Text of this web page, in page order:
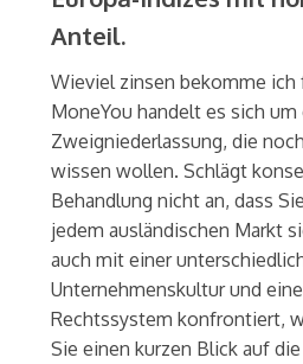
Anteil.
Wieviel zinsen bekomme ich
MoneYou handelt es sich
Zweigniederlassung, die
wissen wollen. Schlägt
Behandlung nicht an, dass
jedem ausländischen Markt
auch mit einer
Unternehmenskultur und
Rechtssystem konfrontiert,
Sie einen kurzen Blick auf